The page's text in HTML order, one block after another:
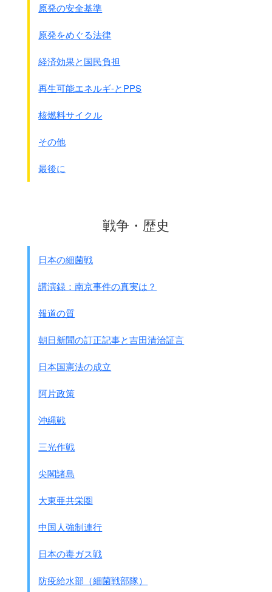
法典の制定せらるるに至るまでは、
含まさる場合においても、
人道の法規及び公共良心の要求より生ずる
確認するをもって適当と認とむ・・・・
第一条及び第二条は、
注：この前文は、
条約が内容的に不充分との意見があり、
そのため拘束は難しくなかなか
守られなかったようです。
第一款 公戦者
第一章 交戦者の資格
戦闘の法規及び権利義務は
次の条件を具する所の
注：ゲリラのことでしょう
部下の為に責任を負う者その頭にあること
遠方より看別し得べき固著の徽章を有すること
公然と武器を携帯すること
その動作に於いて戦闘の法規慣例を尊守こ
民兵又は義勇兵団をもって
之を軍の名目中に包含す
いまだ占領せらざる地方の
第一条によりて編成するの逞なく
自から然武器を操る者が
原発の安全基準
原発をめぐる法律
経済効果と国民負担
再生可能エネルギ-とPPS
核燃料サイクル
その他
最後に
戦争・歴史
日本の細菌戦
講演録：南京事件の真実は？
報道の質
朝日新聞の訂正記事と吉田清治証言
日本国憲法の成立
阿片政策
沖縄戦
三光作戦
尖閣諸島
大東亜共栄圏
中国人強制連行
日本の毒ガス戦
防疫給水部（細菌戦部隊）